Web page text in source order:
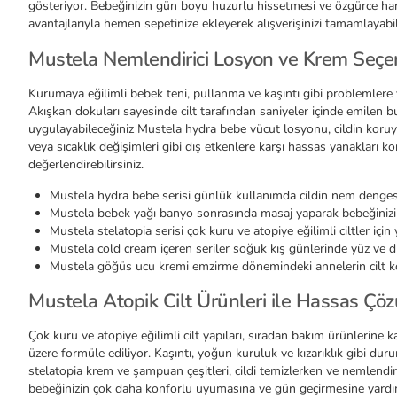
gösteriyor. Bebeğinizin gün boyu huzurlu hissetmesi ve özgürce
avantajlarıyla hemen sepetinize ekleyerek alışverişinizi
Mustela Nemlendirici Losyon ve Krem
Kurumaya eğilimli bebek teni, pullanma ve kaşıntı gibi
Akışkan dokuları sayesinde cilt tarafından saniyeler içinde emilen
uygulayabileceğiniz Mustela hydra bebe vücut losyonu, cildin
veya sıcaklık değişimleri gibi dış etkenlere karşı hassas
değerlendirebilirsiniz.
Mustela hydra bebe serisi günlük kullanımda cildin nem
Mustela bebek yağı banyo sonrasında masaj yaparak
Mustela stelatopia serisi çok kuru ve atopiye eğilimli ciltler
Mustela cold cream içeren seriler soğuk kış günlerinde yüz ve
Mustela göğüs ucu kremi emzirme dönemindeki annelerin cilt
Mustela Atopik Cilt Ürünleri ile Hassas
Çok kuru ve atopiye eğilimli cilt yapıları, sıradan bakım
üzere formüle ediliyor. Kaşıntı, yoğun kuruluk ve kızarıklık gibi
stelatopia krem ve şampuan çeşitleri, cildi temizlerken ve
bebeğinizin çok daha konforlu uyumasına ve gün geçirmesine